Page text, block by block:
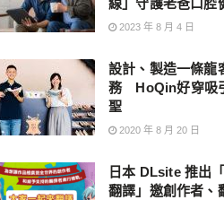
2023 年 8 月 4 日
設計、製造一條龍
務 HoQin好穿吸
聖
2020 年 8 月 20 日
日本 DLsite 推出
翻譯」邀創作者、